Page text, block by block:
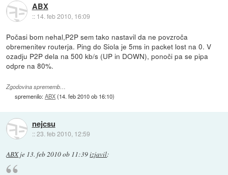
ABX
:: 14. feb 2010, 16:09
Počasi bom nehal,P2P sem tako nastavil da ne povzroča
obremenitev routerja. Ping do Siola je 5ms in packet lost na 0. V
ozadju P2P dela na 500 kb/s (UP in DOWN), ponoči pa se pipa
odpre na 80%.
Zgodovina sprememb…
spremenilo:ABX(14. feb 2010 ob 16:10)
nejcsu
::23. feb 2010, 12:59
ABXje 13. feb 2010 ob 11:39izjavil: